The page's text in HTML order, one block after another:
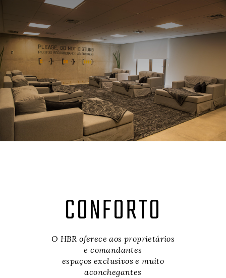
CONFORTO
O HBR oferece aos proprietários
e comandantes
espaços exclusivos e muito
aconchegantes